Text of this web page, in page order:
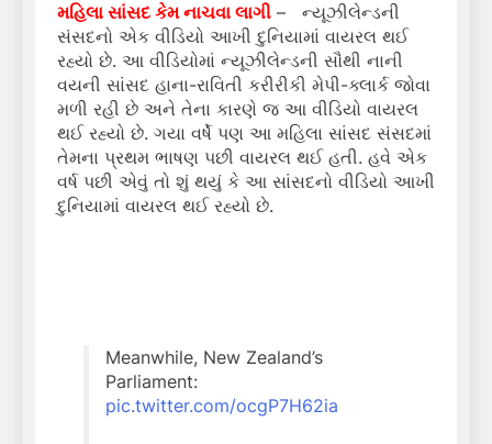
મહિલા સાંસદ કેમ નાચવા લાગી – ન્યૂઝીલેન્ડની
સંસદનો એક વીડિયો આખી દુનિયામાં વાયરલ થઈ
રહ્યો છે. આ વીડિયોમાં ન્યૂઝીલેન્ડની સૌથી નાની
વયની સાંસદ હાના-રાવિતી કરીરીકી મેપી-ક્લાર્ક જોવા
મળી રહી છે અને તેના કારણે જ આ વીડિયો વાયરલ
થઈ રહ્યો છે. ગયા વર્ષે પણ આ મહિલા સાંસદ સંસદમાં
તેમના પ્રથમ ભાષણ પછી વાયરલ થઈ હતી. હવે એક
વર્ષ પછી એવું તો શું થયું કે આ સાંસદનો વીડિયો આખી
દુનિયામાં વાયરલ થઈ રહ્યો છે.
Meanwhile, New Zealand’s
Parliament:
pic.twitter.com/ocgP7H62ia